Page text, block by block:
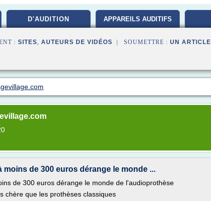
D'AUDITION APPAREILS AUDITIFS
: SITES, AUTEURS DE VIDÉOS | SOUMETTRE : UN ARTICLE
moins de 300 euros dérange le monde ...
de 300 euros dérange le monde de l'audioprothèse
chère que les prothèses classiques